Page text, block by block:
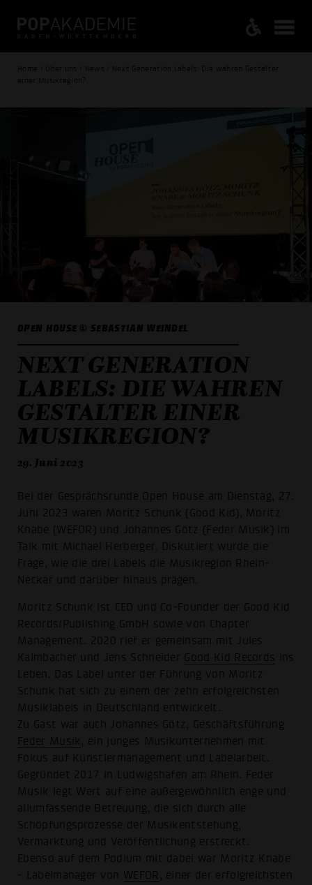
Home / Über uns / News / Next Generation Labels: Die wahren Gestalter
einer Musikregion?
OPEN HOUSE © SEBASTIAN WEINDEL
NEXT GENERATION
LABELS: DIE WAHREN
GESTALTER EINER
MUSIKREGION?
29. Juni 2023
Bei der Gesprächsrunde Open House am Dienstag, 27.
Juni 2023 waren Moritz Schunk (Good Kid), Moritz
Knabe (WEFOR) und Johannes Götz (Feder Musik) im
Talk mit Michael Herberger. Diskutiert wurde die
Frage, wie die drei Labels die Musikregion Rhein-
Neckar und darüber hinaus prägen.
Moritz Schunk ist CEO und Co-Founder der Good Kid
Records/Publishing GmbH sowie von Chapter
Management. 2020 rief er gemeinsam mit Jules
Kalmbacher und Jens Schneider Good Kid Records
ins
Leben. Das Label unter der Führung von Moritz
Schunk hat sich zu einem der zehn erfolgreichsten
Musiklabels in Deutschland entwickelt.
Zu Gast war auch Johannes Götz, Geschäftsführung
Feder Musik
, ein junges Musikunternehmen mit
Fokus auf Künstlermanagement und Labelarbeit.
Gegründet 2017 in Ludwigshafen am Rhein. Feder
Musik legt Wert auf eine außergewöhnlich enge und
allumfassende Betreuung, die sich durch alle
Schöpfungsprozesse der Musikentstehung,
Vermarktung und Veröffentlichung erstreckt.
Ebenso auf dem Podium mit dabei war Moritz Knabe
- Labelmanager von WEFOR
, einer der erfolgreichsten